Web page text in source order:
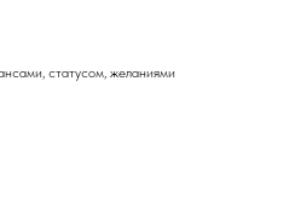
статусом, желаниями